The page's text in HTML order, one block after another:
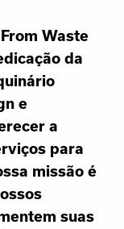
Waste
da
e
a
para
missão é
suas